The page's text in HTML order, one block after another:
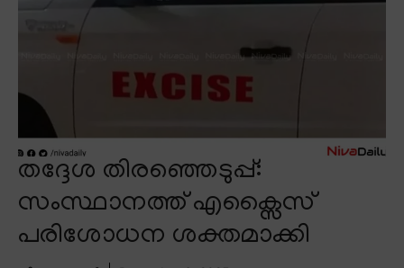
തദ്ദേശ തിരഞ്ഞെടുപ്പ്:
സംസ്ഥാനത്ത് എക്സൈസ്
പരിശോധന ശക്തമാക്കി